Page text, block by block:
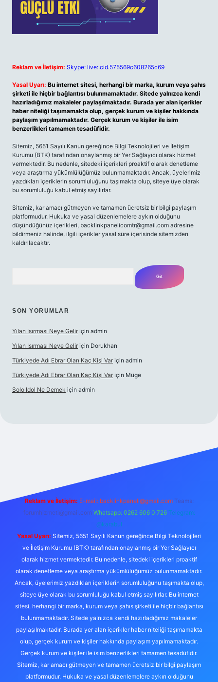
Reklam ve İletişim: Skype: live:.cid.575569c608265c69
Yasal Uyarı: Bu internet sitesi, herhangi bir marka, kurum veya şahıs
şirketi ile hiçbir bağlantısı bulunmamaktadır. Sitede yalnızca kendi
hazırladığımız makaleler paylaşılmaktadır. Burada yer alan içerikler
haber niteliği taşımamakta olup, gerçek kurum ve kişiler hakkında
paylaşım yapılmamaktadır. Gerçek kurum ve kişiler ile isim
benzerlikleri tamamen tesadüfidir.
Sitemiz, 5651 Sayılı Kanun gereğince Bilgi Teknolojileri ve İletişim
Kurumu (BTK) tarafından onaylanmış bir Yer Sağlayıcı olarak hizmet
vermektedir. Bu nedenle, sitedeki içerikleri proaktif olarak denetleme
veya araştırma yükümlülüğümüz bulunmamaktadır. Ancak, üyelerimiz
yazdıkları içeriklerin sorumluluğunu taşımakta olup, siteye üye olarak
bu sorumluluğu kabul etmiş sayılırlar.
Sitemiz, kar amacı gütmeyen ve tamamen ücretsiz bir bilgi paylaşım
platformudur. Hukuka ve yasal düzenlemelere aykırı olduğunu
düşündüğünüz içerikleri, backlinkpanelicomtr@gmail.com adresine
bildirmeniz halinde, ilgili içerikler yasal süre içerisinde sitemizden
kaldırılacaktır.
SON YORUMLAR
Yılan Isırması Neye Gelir için admin
Yılan Isırması Neye Gelir için Dorukhan
Türkiyede Adı Ebrar Olan Kaç Kişi Var için admin
Türkiyede Adı Ebrar Olan Kaç Kişi Var için Müge
Solo Idol Ne Demek için admin
Reklam ve İletişim: E-mail: backlinkpaneli@gmail.com Teams:
forumhizmeti@gmail.com Whatsapp: 0262 606 0 726 Telegram:
@karabul
Yasal Uyarı: Sitemiz, 5651 Sayılı Kanun gereğince Bilgi Teknolojileri
ve İletişim Kurumu (BTK) tarafından onaylanmış bir Yer Sağlayıcı
olarak hizmet vermektedir. Bu nedenle, sitedeki içerikleri proaktif
olarak denetleme veya araştırma yükümlülüğümüz bulunmamaktadır.
Ancak, üyelerimiz yazdıkları içeriklerin sorumluluğunu taşımakta olup,
siteye üye olarak bu sorumluluğu kabul etmiş sayılırlar. Bu internet
sitesi, herhangi bir marka, kurum veya şahıs şirketi ile hiçbir bağlantısı
bulunmamaktadır. Sitede yalnızca kendi hazırladığımız makaleler
paylaşılmaktadır. Burada yer alan içerikler haber niteliği taşımamakta
olup, gerçek kurum ve kişiler hakkında paylaşım yapılmamaktadır.
Gerçek kurum ve kişiler ile isim benzerlikleri tamamen tesadüfidir.
Sitemiz, kar amacı gütmeyen ve tamamen ücretsiz bir bilgi paylaşım
platformudur. Hukuka ve yasal düzenlemelere aykırı olduğunu